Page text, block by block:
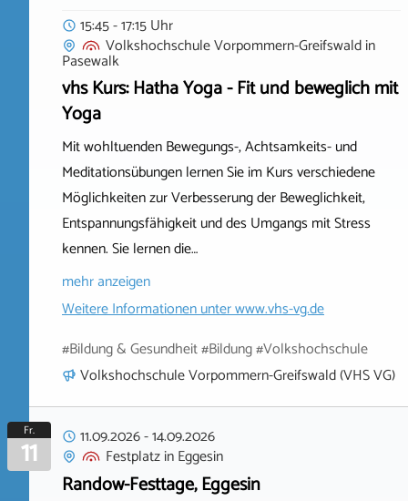
15:45 - 17:15 Uhr
Volkshochschule Vorpommern-Greifswaldin
Pasewalk
vhs Kurs: Hatha Yoga - Fit und beweglich mit
Yoga
Mit wohltuenden Bewegungs-, Achtsamkeits- und
Meditationsübungen lernen Sie im Kurs verschiedene
Möglichkeiten zur Verbesserung der Beweglichkeit,
Entspannungsfähigkeit und des Umgangs mit Stress
kennen. Sie lernen die…
mehr anzeigen
Weitere Informationen unterwww.vhs-vg.de
#Bildung & Gesundheit #Bildung #Volkshochschule
Volkshochschule Vorpommern-Greifswald (VHS VG)
Fr.
11 11.09.2026-14.09.2026
FestplatzinEggesin
Randow-Festtage, Eggesin